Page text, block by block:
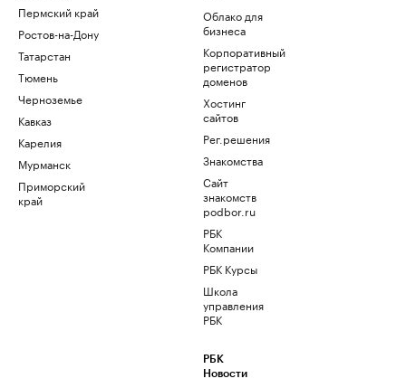
Пермский край
Ростов-на-Дону
Татарстан
Тюмень
Черноземье
Кавказ
Карелия
Мурманск
Приморский
край
Облако для
бизнеса
Корпоративный
регистратор
доменов
Хостинг
сайтов
Рег.решения
Знакомства
Сайт
знакомств
podbor.ru
РБК
Компании
РБК Курсы
Школа
управления
РБК
РБК
Новости